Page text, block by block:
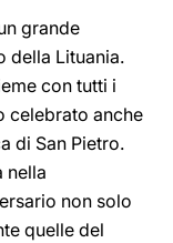
grande
della Lituania.
con tutti i
celebrato anche
di San Pietro.
nella
non solo
quelle del